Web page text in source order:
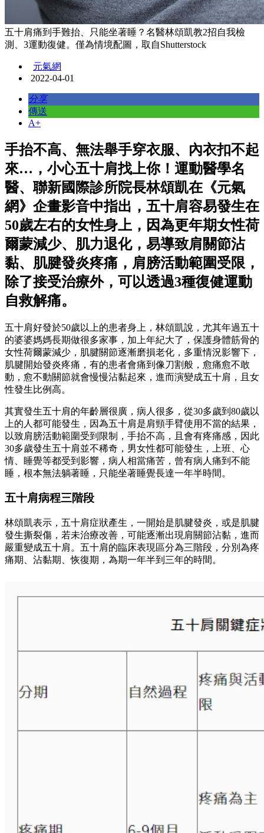
五十肩痛到手難抬、只能坐著睡？名醫林頌凱教2招自我檢
測、3運動復健。僅為情境配圖，取自Shutterstock
元氣網
2022-04-01
分享
傳送
A+
手抬不高、無法舉手穿衣服、內衣扣不起
來…，小心五十肩找上你！運動醫學名
醫、聯新國際診所院長林頌凱在《元氣
網》企畫影音中指出，五十肩容易發生在
50歲左右的女性身上，因為更年期女性荷
爾蒙減少、肌力退化，易導致肩關節沾
黏、肌腱發炎疼痛，肩膀活動範圍受限，
除了接受治療外，可以透過3種復健運動
自救解痛。
五十肩好發於50歲以上的患者身上，林頌凱說，尤其年過五十
的婆婆媽媽長期做很多家事，加上年紀大了，保護身體筋骨的
女性荷爾蒙減少，肌腱關節逐漸磨損老化，多重情況影響下，
肌腱開始發炎疼痛，有的患者會痛到像刀割般，愈痛愈不敢
動，愈不動關節就會慢慢沾黏起來，進而演變成五十肩，且女
性發生比例高。
其實發生五十肩的年齡層很廣，病人很多，從30多歲到80歲以
上的人都可能發生，因為五十肩是肩頸手臂使用不當的結果，
以致肩膀活動範圍受到限制，手抬不高，且會有疼痛感，因此
30多歲發生五十肩並不稀奇，男女性都可能發生，上班、心
情、睡覺等都受到影響，病人相當痛苦，曾有病人痛到不能
睡，根本無法躺著睡，只能坐著睡覺長達一年半時間。
五十肩病程三階段
林頌凱表示，五十肩症狀產生，一開始是肌腱發炎，或是肌腱
發生撕裂傷，若未治療改善，可能逐漸出現肩關節沾黏，進而
嚴重變成五十肩。五十肩的臨床表現區分為三階段，分別為疼
痛期、沾黏期、恢復期，為期一年半到三年的時間。